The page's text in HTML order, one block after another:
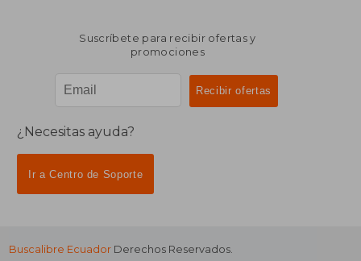
Suscríbete para recibir ofertas y
promociones
¿Necesitas ayuda?
Ir a Centro de Soporte
Buscalibre Ecuador Derechos Reservados.